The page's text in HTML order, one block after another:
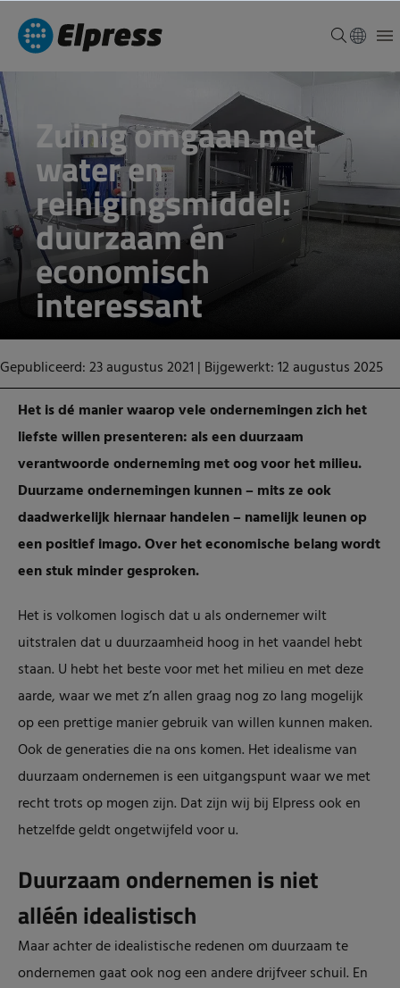
Zuinig omgaan met
water en
reinigingsmiddel:
duurzaam én
economisch
interessant
Gepubliceerd: 23 augustus 2021 | Bijgewerkt: 12 augustus 2025
Het is dé manier waarop vele ondernemingen zich het
liefste willen presenteren: als een duurzaam
verantwoorde onderneming met oog voor het milieu.
Duurzame ondernemingen kunnen – mits ze ook
daadwerkelijk hiernaar handelen – namelijk leunen op
een positief imago. Over het economische belang wordt
een stuk minder gesproken.
Het is volkomen logisch dat u als ondernemer wilt
uitstralen dat u duurzaamheid hoog in het vaandel hebt
staan. U hebt het beste voor met het milieu en met deze
aarde, waar we met z’n allen graag nog zo lang mogelijk
op een prettige manier gebruik van willen kunnen maken.
Ook de generaties die na ons komen. Het idealisme van
duurzaam ondernemen is een uitgangspunt waar we met
recht trots op mogen zijn. Dat zijn wij bij Elpress ook en
hetzelfde geldt ongetwijfeld voor u.
Duurzaam ondernemen is niet
alléén idealistisch
Maar achter de idealistische redenen om duurzaam te
ondernemen gaat ook nog een andere drijfveer schuil. En